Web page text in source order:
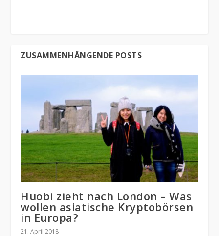
ZUSAMMENHÄNGENDE POSTS
Huobi zieht nach London – Was
wollen asiatische Kryptobörsen
in Europa?
21. April 2018